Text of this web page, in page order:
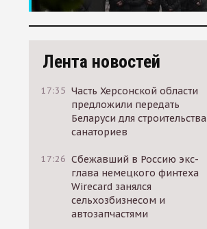
Лента новостей
17:35 Часть Херсонской области
предложили передать
Беларуси для строительства
санаториев
17:26 Сбежавший в Россию экс-
глава немецкого финтеха
Wirecard занялся
сельхозбизнесом и
автозапчастями